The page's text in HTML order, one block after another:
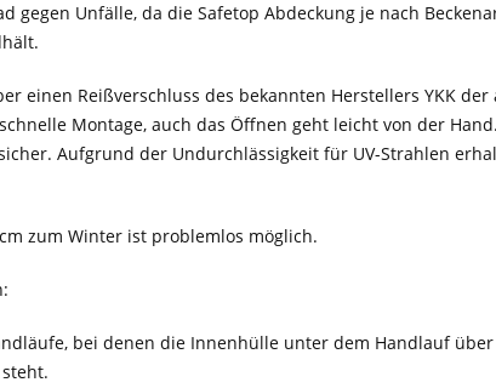
gegen Unfälle, da die Safetop Abdeckung je nach
einen Reißverschluss des bekannten Herstellers YKK
Montage, auch das Öffnen geht leicht von der
Aufgrund der Undurchlässigkeit für UV-Strahlen
zum Winter ist problemlos möglich.
bei denen die Innenhülle unter dem Handlauf